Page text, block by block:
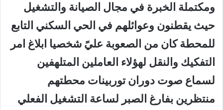
ومكتملة الخبرة في مجال الصيانة والتشغيل
حيث يقطنون وعوائلهم في الحي السكني التابع
للمحطة كان من الصعوبة عليً شخصيا ابلاغ امر
التفكيك والنقل لهؤلاء العاملين المتلهفين
لسماع صوت دوران توربينات محطتهم
منتظرين بفارغ الصبر لساعة التشغيل الفعلي